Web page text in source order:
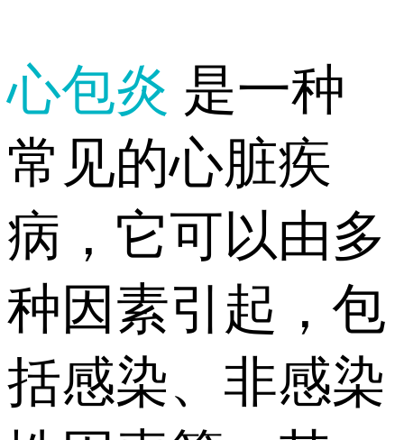
心包炎 是一种
常见的心脏疾
病，它可以由多
种因素引起，包
括感染、非感染